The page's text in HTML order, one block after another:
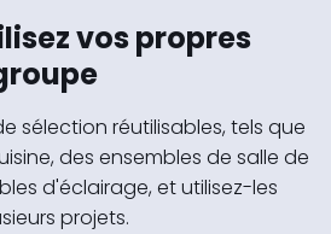
vos propres
sélection réutilisables, tels que
des ensembles de salle de
d'éclairage, et utilisez-les
projets.